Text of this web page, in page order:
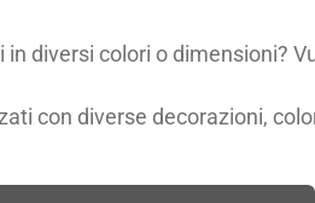
diversi colori o dimensioni?
con diverse decorazioni,